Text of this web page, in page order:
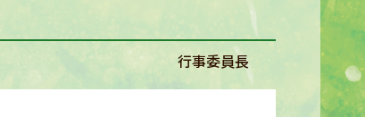
行事委員長